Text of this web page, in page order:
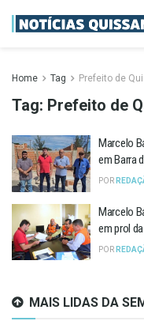
Home Tag Prefeito de
Tag: Prefeito de
Marcelo
em Barra
POR
Marcelo
em prol
POR
MAIS LIDAS DA